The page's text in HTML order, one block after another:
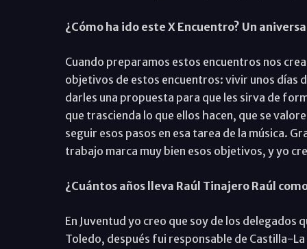
¿Cómo ha ido este X Encuentro? Un
Cuando preparamos estos encuentros nos
objetivos de estos encuentros: vivir unos días
darles una propuesta para que les sirva de
que trascienda lo que ellos hacen, que se
seguir esos pasos en esa tarea de la música.
trabajo marca muy bien esos objetivos, y yo
¿Cuántos años lleva Raúl Tinajero Raúl
En Juventud yo creo que soy de los delegados
Toledo, después fui responsable de Castilla-